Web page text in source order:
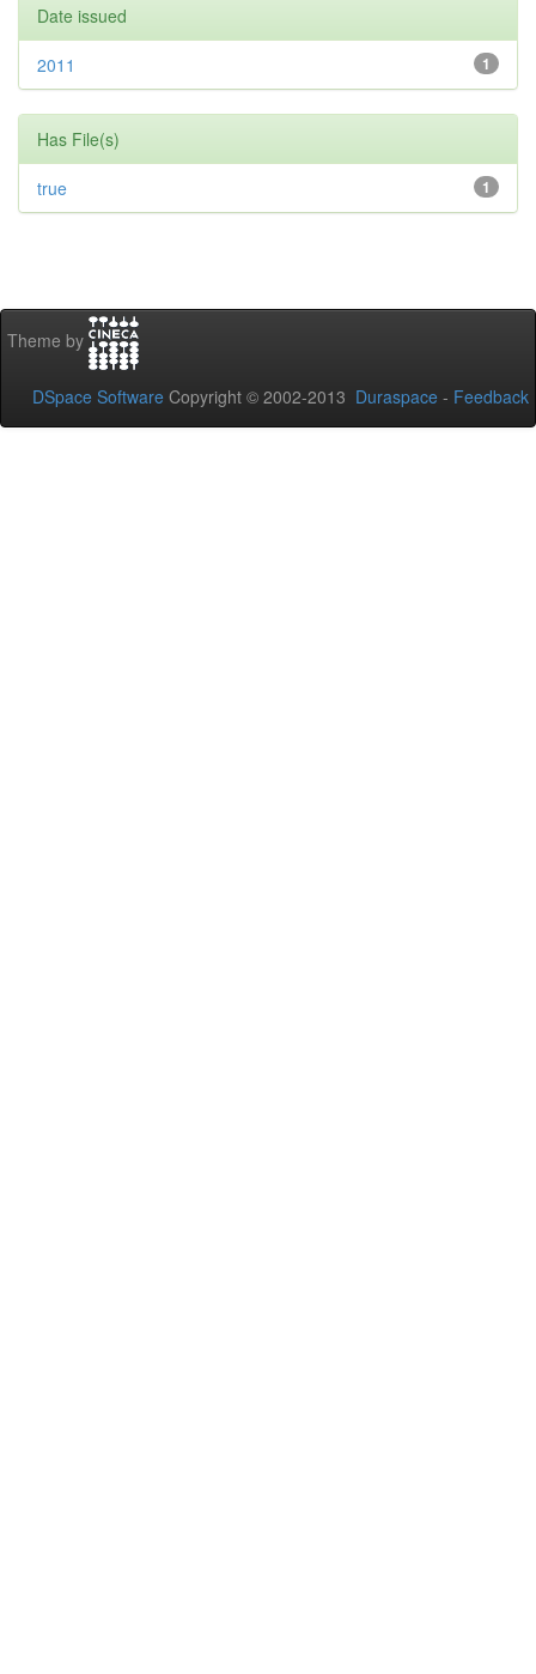
Date issued
1
2011
Has File(s)
1
true
Theme by
DSpace Software Copyright © 2002-2013 Duraspace - Feedback